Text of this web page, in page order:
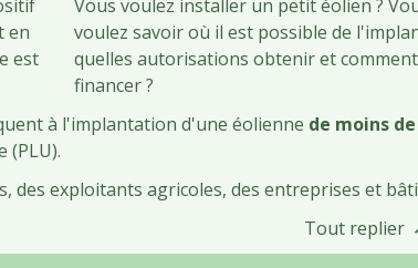
en
est
Vous voulez installer un petit éolien ?
voulez savoir où il est possible de
quelles autorisations obtenir et
financer ?
à l'implantation d'une éolienne de moins
(PLU).
des exploitants agricoles, des entreprises et
Tout replier